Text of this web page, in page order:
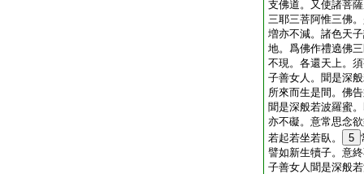
支佛道。又使諸菩
三耶三菩阿惟三佛
増亦不減。諸色天
地。爲佛作禮遶佛
不現。各還天上。
子善女人。聞是深
所來而生是間。佛
聞是深般若波羅蜜
亦不礙。意常思念
若起若坐若臥。
5
譬如新生犢子。意
子善女人聞是深般